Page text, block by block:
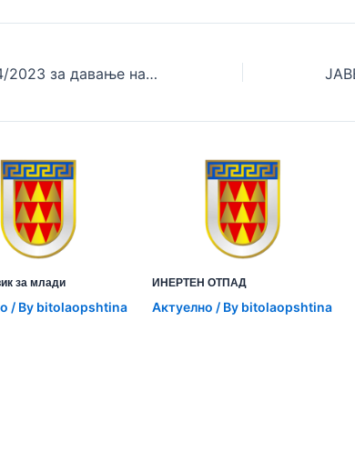
Објава бр.04/2023 за давање на недвижни ствари во закуп со ЕЈН
за млади
/ By bitolaopshtina
ИНЕРТЕН ОТПАД
Aктуелно / By bitolaopshtina